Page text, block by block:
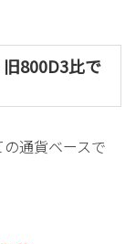
800D3比で
通貨ベースで